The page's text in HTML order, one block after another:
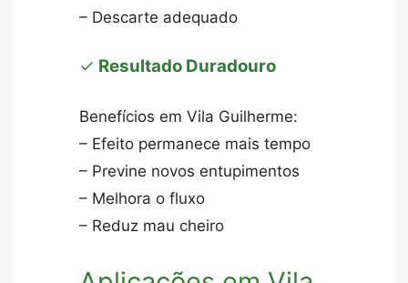
– Descarte adequado
✓ Resultado Duradouro
Benefícios em Vila Guilherme:
– Efeito permanece mais tempo
– Previne novos entupimentos
– Melhora o fluxo
– Reduz mau cheiro